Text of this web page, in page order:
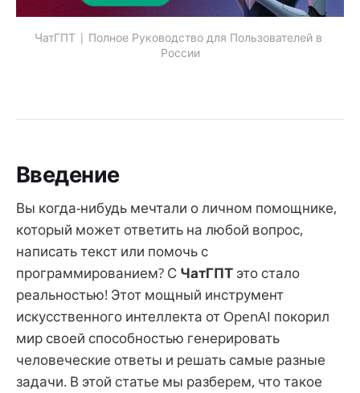
ЧатГПТ | Полное Руководство для Пользователей в
России
Введение
Вы когда-нибудь мечтали о личном помощнике,
который может ответить на любой вопрос,
написать текст или помочь с
программированием? С ЧатГПТ это стало
реальностью! Этот мощный инструмент
искусственного интеллекта от OpenAI покорил
мир своей способностью генерировать
человеческие ответы и решать самые разные
задачи. В этой статье мы разберем, что такое